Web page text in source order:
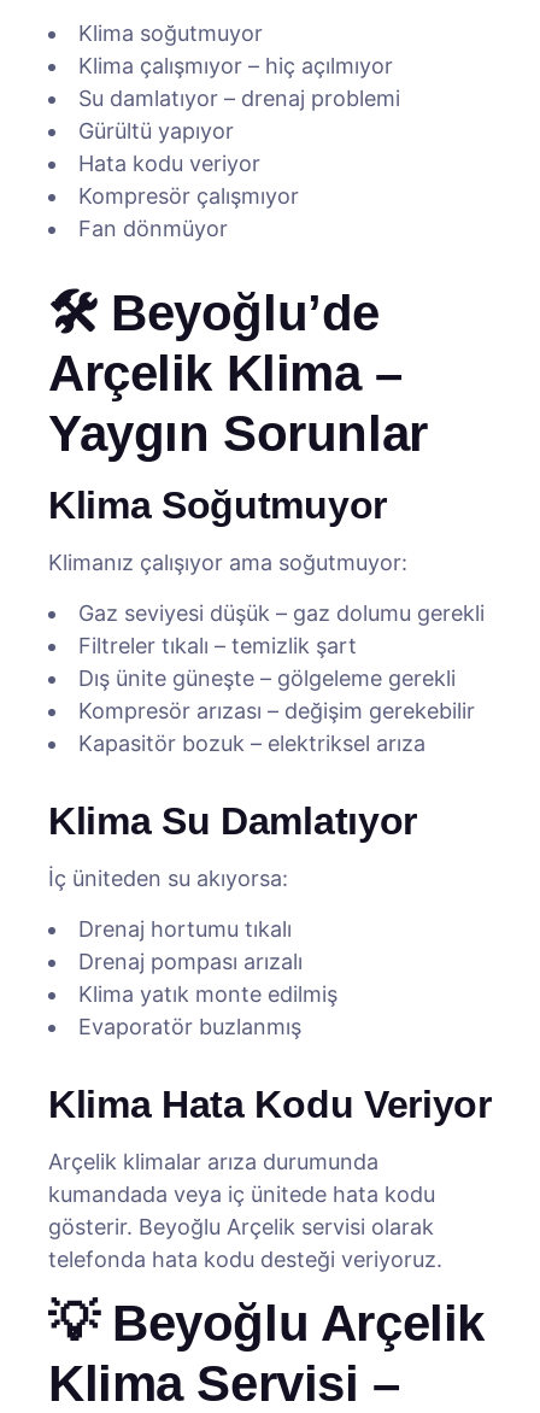
Klima soğutmuyor
Klima çalışmıyor – hiç açılmıyor
Su damlatıyor – drenaj problemi
Gürültü yapıyor
Hata kodu veriyor
Kompresör çalışmıyor
Fan dönmüyor
🛠️ Beyoğlu’de
Arçelik Klima –
Yaygın Sorunlar
Klima Soğutmuyor
Klimanız çalışıyor ama soğutmuyor:
Gaz seviyesi düşük – gaz dolumu gerekli
Filtreler tıkalı – temizlik şart
Dış ünite güneşte – gölgeleme gerekli
Kompresör arızası – değişim gerekebilir
Kapasitör bozuk – elektriksel arıza
Klima Su Damlatıyor
İç üniteden su akıyorsa:
Drenaj hortumu tıkalı
Drenaj pompası arızalı
Klima yatık monte edilmiş
Evaporatör buzlanmış
Klima Hata Kodu Veriyor
Arçelik klimalar arıza durumunda
kumandada veya iç ünitede hata kodu
gösterir. Beyoğlu Arçelik servisi olarak
telefonda hata kodu desteği veriyoruz.
💡 Beyoğlu Arçelik
Klima Servisi –